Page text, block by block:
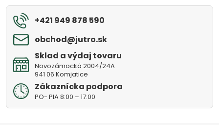
+421 949 878 590
obchod​@jutro​.sk
Sklad a výdaj tovaru
Novozámocká 2004/24A
941 06 Komjatice
Zákaznícka podpora
PO- PIA 8:00 – 17:00